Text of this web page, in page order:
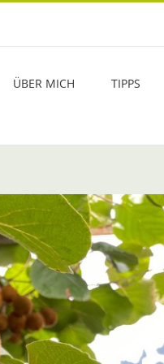
ÜBER MICH TIPPS